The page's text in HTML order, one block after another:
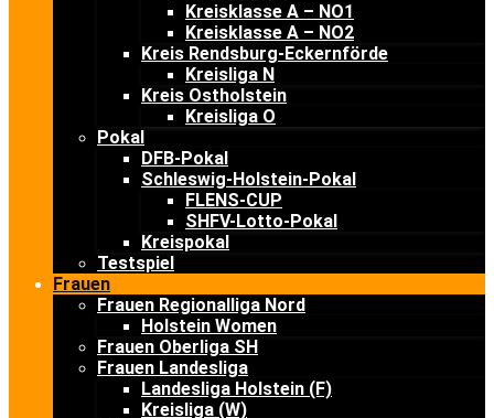
Kreisklasse A – NO1
Kreisklasse A – NO2
Kreis Rendsburg-Eckernförde
Kreisliga N
Kreis Ostholstein
Kreisliga O
Pokal
DFB-Pokal
Schleswig-Holstein-Pokal
FLENS-CUP
SHFV-Lotto-Pokal
Kreispokal
Testspiel
Frauen
Frauen Regionalliga Nord
Holstein Women
Frauen Oberliga SH
Frauen Landesliga
Landesliga Holstein (F)
Kreisliga (W)